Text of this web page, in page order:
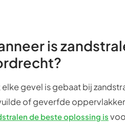
is
elke gevel is gebaat bij
of geverfde
de beste oplossing is